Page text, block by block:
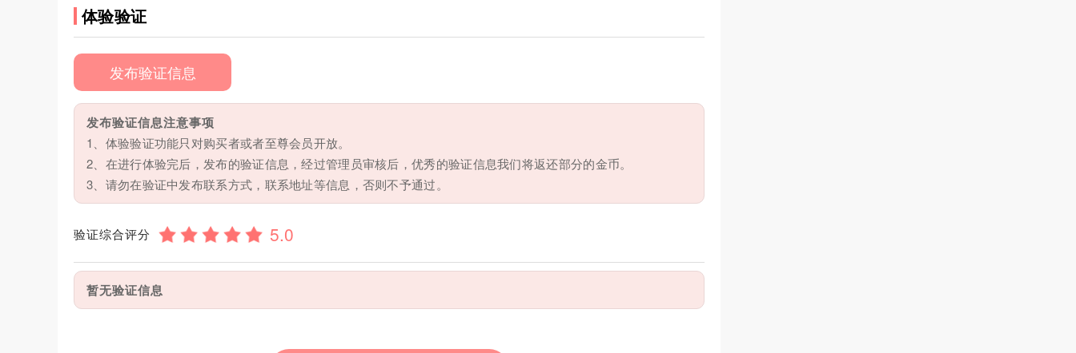
体验验证
发布验证信息
发布验证信息注意事项
1、体验验证功能只对购买者或者至尊会员开放。
2、在进行体验完后，发布的验证信息，经过管理员审核后，优秀的验证信息我们将返还部分的金币。
3、请勿在验证中发布联系方式，联系地址等信息，否则不予通过。
验证综合评分
暂无验证信息